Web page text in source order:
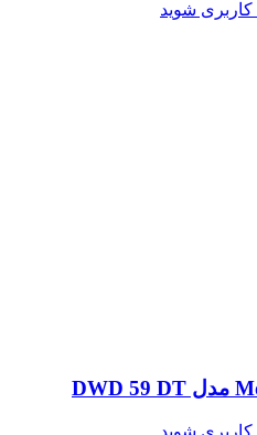
شوید